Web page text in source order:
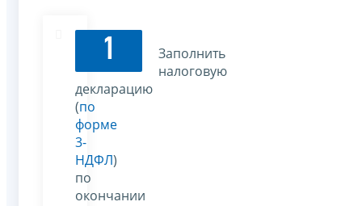
1
Заполнить
налоговую
декларацию
(по
форме
3-
НДФЛ)
по
окончании